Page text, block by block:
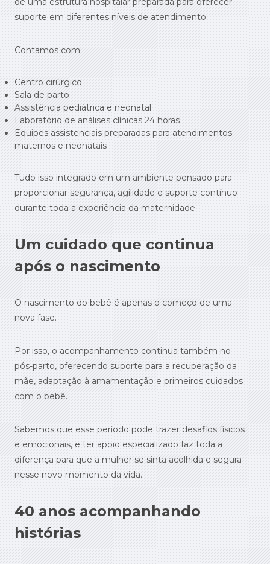
suporte em diferentes níveis de atendimento.
Contamos com:
Centro cirúrgico
Sala de parto
Assistência pediátrica e neonatal
Laboratório de análises clínicas 24 horas
Equipes assistenciais preparadas para atendimentos
maternos e neonatais
Tudo isso integrado em um ambiente pensado para
proporcionar segurança, agilidade e suporte contínuo
durante toda a experiência da maternidade.
Um cuidado que continua
após o nascimento
O nascimento do bebê é apenas o começo de uma
nova fase.
Por isso, o acompanhamento continua também no
pós-parto, oferecendo suporte para a recuperação da
mãe, adaptação à amamentação e primeiros cuidados
com o bebê.
Sabemos que esse período pode trazer desafios físicos
e emocionais, e ter apoio especializado faz toda a
diferença para que a mulher se sinta acolhida e segura
nesse novo momento da vida.
40 anos acompanhando
histórias